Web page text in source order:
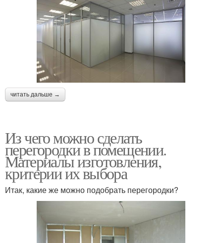
читать дальше →
Из чего можно сделать
перегородки в помещении.
Материалы изготовления,
критерии их выбора
Итак, какие же можно подобрать перегородки?